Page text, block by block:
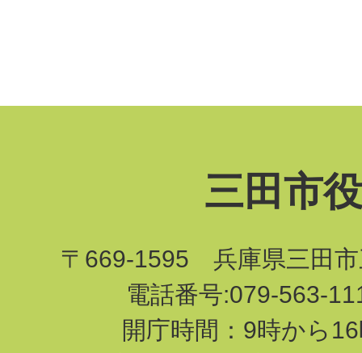
三田市
〒669-1595 兵庫県三田市
電話番号:079-563-
開庁時間：9時から